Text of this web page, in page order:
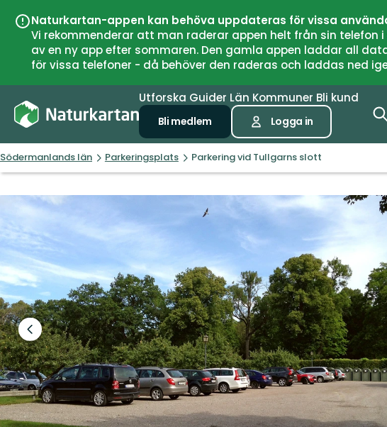
Naturkartan-appen kan behöva uppdateras för vissa
Vi rekommenderar att man raderar appen helt från sin
av en ny app efter sommaren. Den gamla appen laddar all
för vissa telefoner - då behöver den raderas och laddas ned
Utforska Guider Län Kommuner Bli kund
Bli medlem Logga in
Södermanlands län Parkeringsplats Parkering vid Tullgarns slott
Föregående
bild